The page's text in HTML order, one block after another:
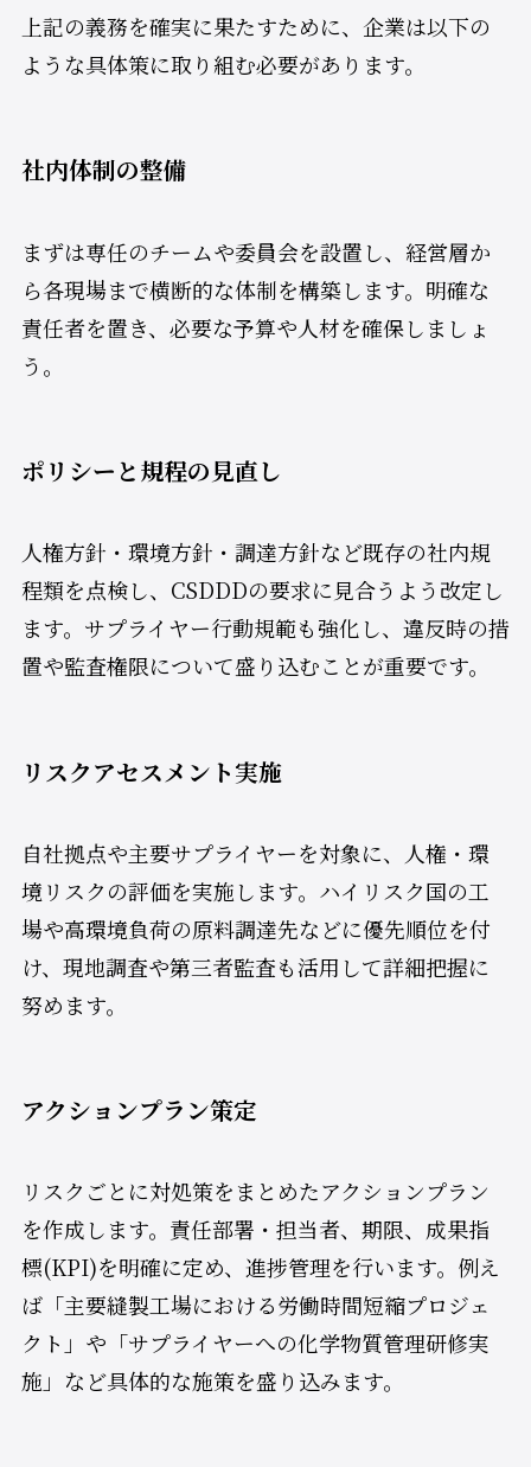
上記の義務を確実に果たすために、企業は以下の
ような具体策に取り組む必要があります。
社内体制の整備
まずは専任のチームや委員会を設置し、経営層か
ら各現場まで横断的な体制を構築します。明確な
責任者を置き、必要な予算や人材を確保しましょ
う。
ポリシーと規程の見直し
人権方針・環境方針・調達方針など既存の社内規
程類を点検し、CSDDDの要求に見合うよう改定し
ます。サプライヤー行動規範も強化し、違反時の措
置や監査権限について盛り込むことが重要です。
リスクアセスメント実施
自社拠点や主要サプライヤーを対象に、人権・環
境リスクの評価を実施します。ハイリスク国の工
場や高環境負荷の原料調達先などに優先順位を付
け、現地調査や第三者監査も活用して詳細把握に
努めます。
アクションプラン策定
リスクごとに対処策をまとめたアクションプラン
を作成します。責任部署・担当者、期限、成果指
標(KPI)を明確に定め、進捗管理を行います。例え
ば「主要縫製工場における労働時間短縮プロジェ
クト」や「サプライヤーへの化学物質管理研修実
施」など具体的な施策を盛り込みます。